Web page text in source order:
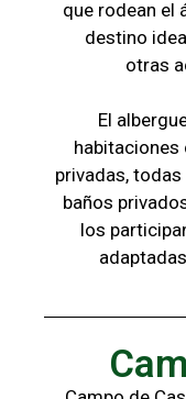
que rodean el
destino
otras
El
privadas, todas
baños
los